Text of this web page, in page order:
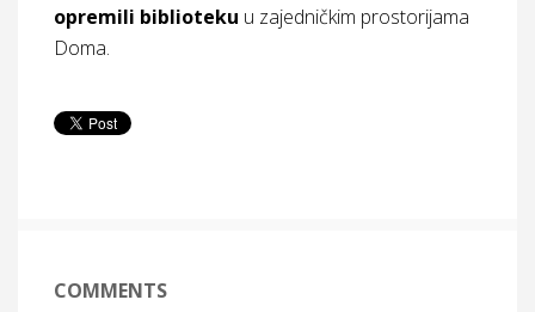
opremili biblioteku u zajedničkim prostorijama
Doma.
COMMENTS